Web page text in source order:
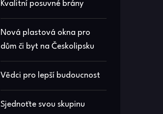
Kvalitní posuvné brány
Nová plastová okna pro
dům či byt na Českolipsku
Vědci pro lepší budoucnost
Sjednoťte svou skupinu